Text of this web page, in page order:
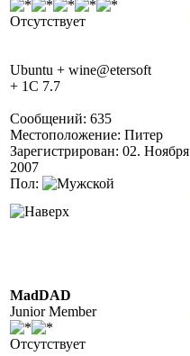
Отсутствует
Ubuntu + wine@etersoft
+ 1C 7.7
Сообщений: 635
Местоположение: Питер
Зарегистрирован: 02. Ноября
2007
Пол:
MadDAD
Junior Member
Отсутствует